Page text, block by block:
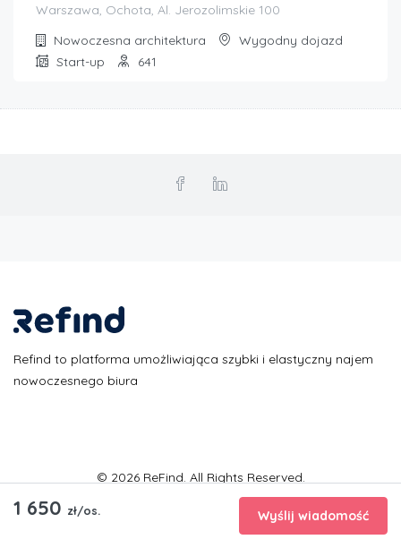
Warszawa, Ochota, Al. Jerozolimskie 100
Nowoczesna architektura
Wygodny dojazd
Start-up
641
1 650 zł/os. Wyślij wiadomość
Refind to platforma umożliwiająca szybki i elastyczny najem
nowoczesnego biura
© 2026 ReFind. All Rights Reserved.